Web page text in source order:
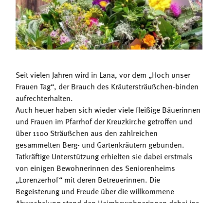
Mitgliedschaft
Landessekretariat
Bäuerliche Buffets
Hofgeschichten
Seit vielen Jahren wird in Lana, vor dem „Hoch unser
Frauen Tag“, der Brauch des Kräutersträußchen-binden
aufrechterhalten.
Auch heuer haben sich wieder viele fleißige Bäuerinnen
und Frauen im Pfarrhof der Kreuzkirche getroffen und
über 1100 Sträußchen aus den zahlreichen
gesammelten Berg- und Gartenkräutern gebunden.
Tatkräftige Unterstützung erhielten sie dabei erstmals
von einigen Bewohnerinnen des Seniorenheims
„Lorenzerhof“ mit deren Betreuerinnen. Die
Begeisterung und Freude über die willkommene